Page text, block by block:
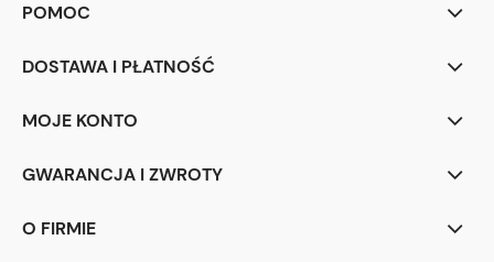
POMOC
DOSTAWA I PŁATNOŚĆ
MOJE KONTO
GWARANCJA I ZWROTY
O FIRMIE